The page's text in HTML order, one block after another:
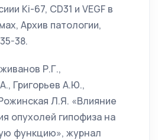
Ki-67, CD31 и VEGF в
Архив патологии,
38.
Р.Г.,
Григорьев А.Ю.,
Л.Я. «Влияние
опухолей гипофиза на
функцию», журнал